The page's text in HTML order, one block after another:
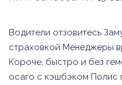
Водители отзовитесь
страховкой Менеджеры
Короче, быстро и без
осаго с кэшбэком Полис